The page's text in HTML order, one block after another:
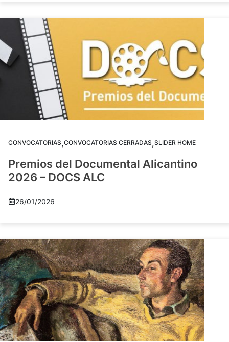
CONVOCATORIAS,CONVOCATORIAS CERRADAS,SLIDER HOME
Premios del Documental Alicantino
2026 – DOCS ALC
26/01/2026